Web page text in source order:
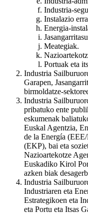
Industria-
Instalazio
Energia-
Meategiak.
Portuak eta
Industria
Garapen,
birmoldatze-
Industria
pribatuko ente
eskumenak
Euskal Agentzia,
de la Energía
(EKP), bai eta
Nazioartekotze
Euskadiko Kirol
azken biak
Industria
Industriaren eta
Estrategikoen eta
eta Portu eta Itsas